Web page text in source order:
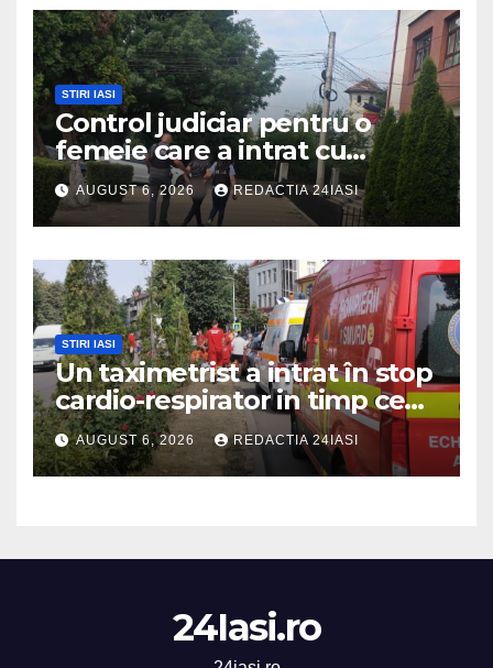
STIRI IASI
Control judiciar pentru o
femeie care a intrat cu
mașina într-o turmă de oi
AUGUST 6, 2026 REDACTIA 24IASI
STIRI IASI
Un taximetrist a intrat în stop
cardio-respirator in timp ce
se afla la volan
AUGUST 6, 2026 REDACTIA 24IASI
24Iasi.ro